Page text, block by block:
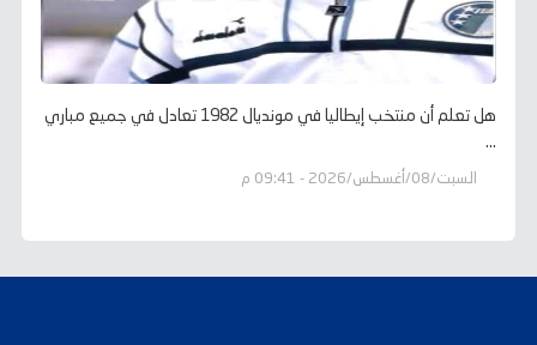
هل تعلم أن منتخب إيطاليا في مونديال 1982 تعادل في جميع مباري
...
السبت/08/أغسطس/2026 - 09:41 م